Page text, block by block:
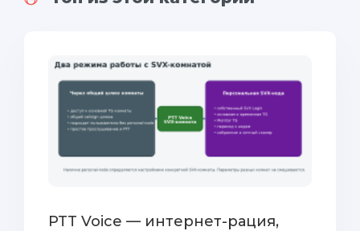
PTT Voice — интернет-рация,